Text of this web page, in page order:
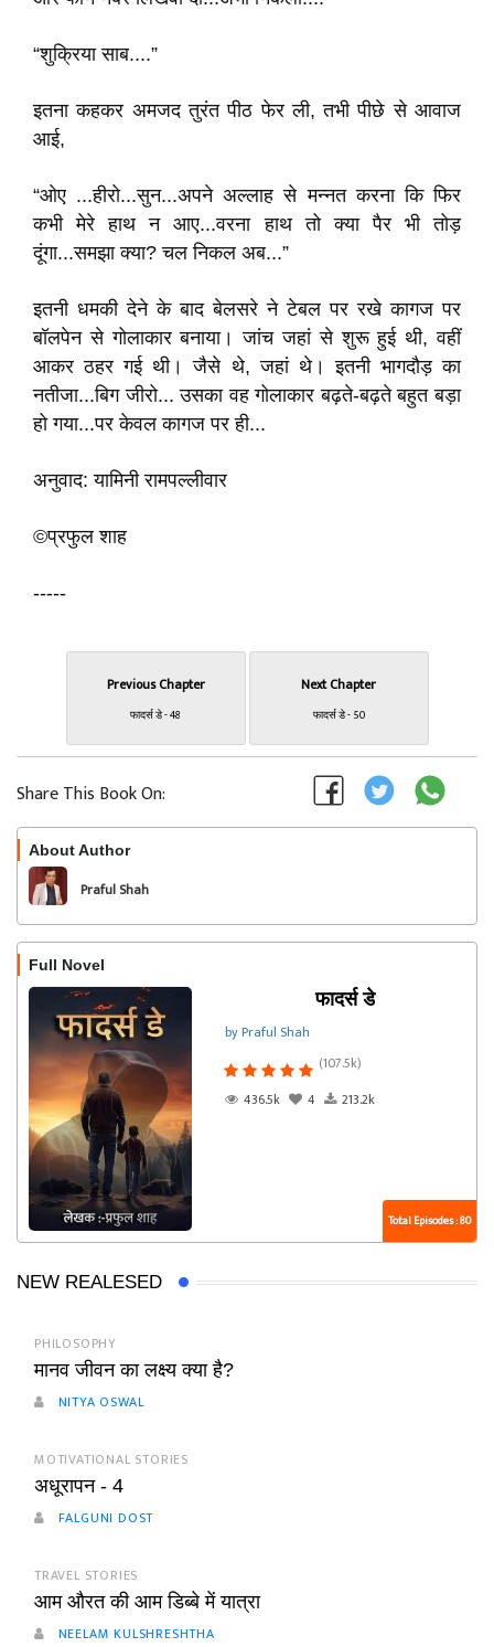
“शुक्रिया साब....”
इतना कहकर अमजद तुरंत पीठ फेर ली, तभी पीछे से आवाज
आई,
“ओए ...हीरो...सुन...अपने अल्लाह से मन्नत करना कि फिर
कभी मेरे हाथ न आए...वरना हाथ तो क्या पैर भी तोड़
दूंगा...समझा क्या? चल निकल अब...”
इतनी धमकी देने के बाद बेलसरे ने टेबल पर रखे कागज पर
बॉलपेन से गोलाकार बनाया। जांच जहां से शुरू हुई थी, वहीं
आकर ठहर गई थी। जैसे थे, जहां थे। इतनी भागदौड़ का
नतीजा...बिग जीरो... उसका वह गोलाकार बढ़ते-बढ़ते बहुत बड़ा
हो गया...पर केवल कागज पर ही...
अनुवाद: यामिनी रामपल्लीवार
©प्रफुल शाह
-----
Previous Chapter
फादर्स डे - 48
Next Chapter
फादर्स डे - 50
Share This Book On:
About Author
Praful Shah
Full Novel
फादर्स डे
by Praful Shah
(107.5k)
436.5k
4 213.2k
Total Episodes : 80
NEW REALESED
PHILOSOPHY
मानव जीवन का लक्ष्य क्या है?
NITYA OSWAL
MOTIVATIONAL STORIES
अधूरापन - 4
FALGUNI DOST
TRAVEL STORIES
आम औरत की आम डिब्बे में यात्रा
NEELAM KULSHRESHTHA